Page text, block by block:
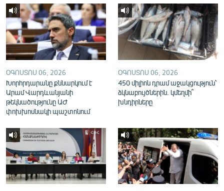
Հայերեն
English
Русский
ՀԵՏԵՎԵՔ ՄԵԶ
«Ազատության» բոլոր կայքերը
ՕԳՈՍՏՈՍ 06, 2026
Խորհրդարանը քննարկում է
Արամ Վարդևանյանի
թեկնածությունը ԱԺ
փոխխոսնակի պաշտոնում
ՕԳՈՍՏՈՍ 06, 2026
450 միլիոն դրամ աջակցություն՝
ձկնաբույծներին. կմեղմի՞
խնդիրները